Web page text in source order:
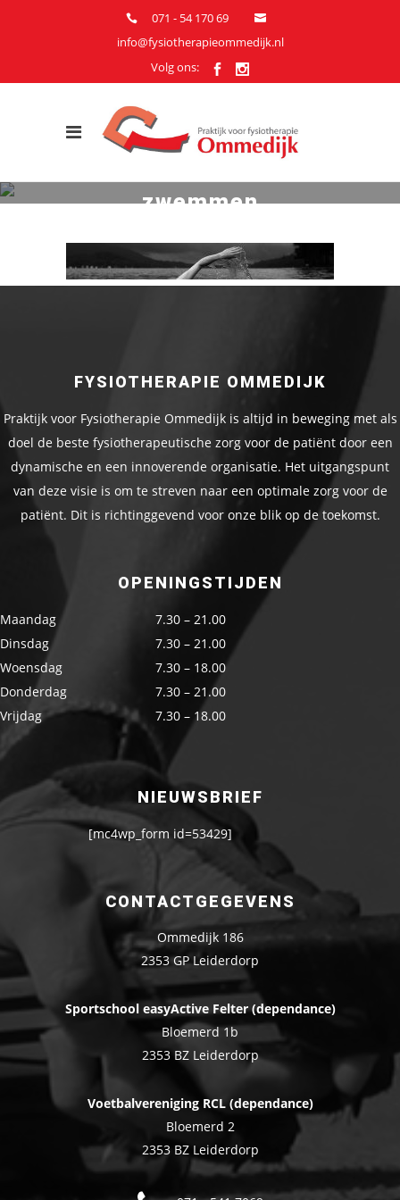
071 - 54 170 69
info@fysiotherapieommedijk.nl
Volg ons:
zwemmen
FYSIOTHERAPIE OMMEDIJK
Praktijk voor Fysiotherapie Ommedijk is altijd in beweging met als
doel de beste fysiotherapeutische zorg voor de patiënt door een
dynamische en een innoverende organisatie. Het uitgangspunt
van deze visie is om te streven naar een optimale zorg voor de
patiënt. Dit is richtinggevend voor onze blik op de toekomst.
OPENINGSTIJDEN
Maandag
7.30 – 21.00
Dinsdag
7.30 – 21.00
Woensdag
7.30 – 18.00
Donderdag
7.30 – 21.00
Vrijdag
7.30 – 18.00
NIEUWSBRIEF
[mc4wp_form id=53429]
CONTACTGEGEVENS
Ommedijk 186
2353 GP Leiderdorp
Sportschool easyActive Felter (dependance)
Bloemerd 1b
2353 BZ Leiderdorp
Voetbalvereniging RCL (dependance)
Bloemerd 2
2353 BZ Leiderdorp